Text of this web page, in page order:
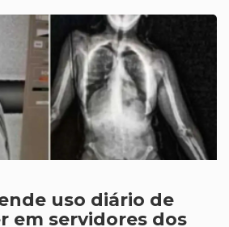
uso diário de
em servidores dos